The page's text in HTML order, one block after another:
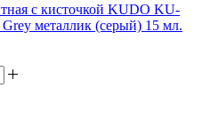
с кисточкой KUDO KU-
металлик (серый) 15 мл.